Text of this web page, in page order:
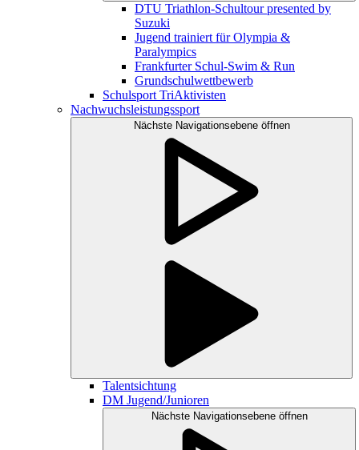
DTU Triathlon-Schultour presented by
Suzuki
Jugend trainiert für Olympia &
Paralympics
Frankfurter Schul-Swim & Run
Grundschulwettbewerb
Schulsport TriAktivisten
Nachwuchsleistungssport
Nächste Navigationsebene öffnen
Talentsichtung
DM Jugend/Junioren
Nächste Navigationsebene öffnen